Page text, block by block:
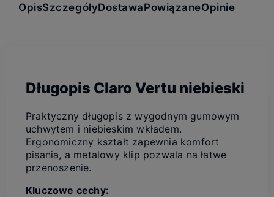
OpisSzczegółyDostawaPowiązaneOpinie
Długopis Claro Vertu niebieski
Praktyczny długopis z wygodnym gumowym
uchwytem i niebieskim wkładem.
Ergonomiczny kształt zapewnia komfort
pisania, a metalowy klip pozwala na łatwe
przenoszenie.
Kluczowe cechy: